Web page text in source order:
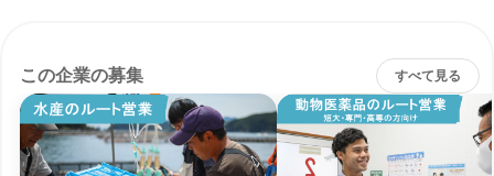
この企業の募集 すべて見る